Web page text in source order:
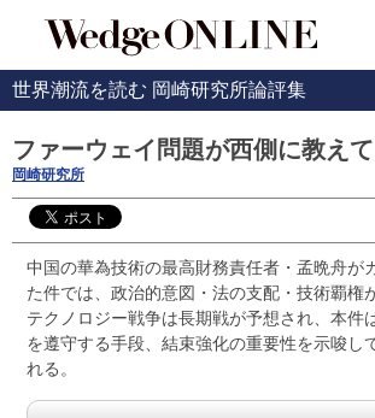
世界潮流を読む 岡崎研究所論評集
ファーウェイ問題が西側に教え
岡崎研究所
中国の華為技術の最高財務責任者・孟晩舟が
た件では、政治的意図・法の支配・技術覇権
テクノロジー戦争は長期戦が予想され、本件
を遵守する手段、結束強化の重要性を示唆し
れる。